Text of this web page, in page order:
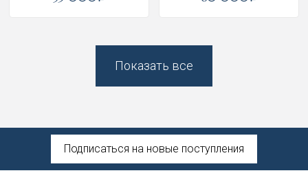
Показать все
Подписаться на новые поступления